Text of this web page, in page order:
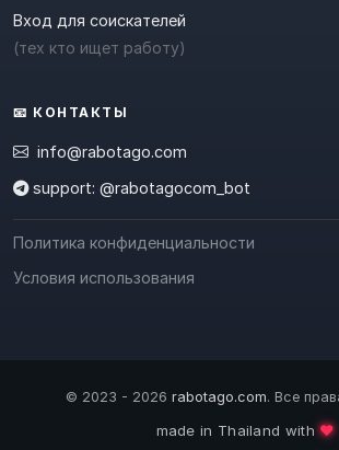
Вход для соискателей
(тех кто ищет работу)
📧 КОНТАКТЫ
info@rabotago.com
support: @rabotagocom_bot
Политика конфиденциальности
Условия использования
© 2023 - 2026 rabotago.com. Все
made in Thailand with❤️